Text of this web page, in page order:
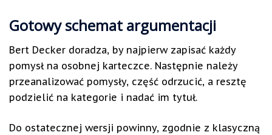
Gotowy schemat argumentacji
Bert Decker doradza, by najpierw zapisać każdy
pomysł na osobnej karteczce. Następnie należy
przeanalizować pomysły, część odrzucić, a resztę
podzielić na kategorie i nadać im tytuł.
Do ostatecznej wersji powinny, zgodnie z klasyczną